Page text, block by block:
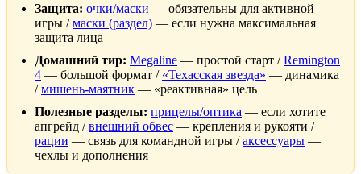
Защита: очки/маски — обязательны для активной
игры /маски (раздел) — если нужна максимальная
защита лица
Домашний тир: Megaline — простой старт /Remington
4 — большой формат / «Техасская звезда» — динамика
/мишень-маятник — «реактивная» цель
Полезные разделы: прицелы/оптика — если хотите
апгрейд /внешний обвес — крепления и рукояти /
рации — связь для командной игры /аксессуары —
чехлы и дополнения